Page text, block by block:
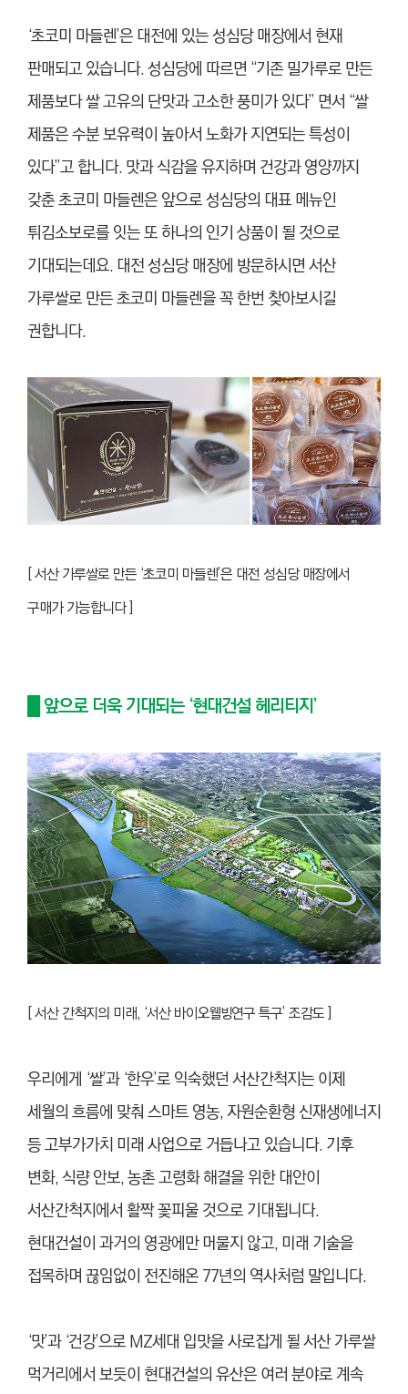
‘초코미 마들렌’은 대전에 있는 성심당 매장에서 현재
판매되고 있습니다. 성심당에 따르면 “기존 밀가루로 만든
제품보다 쌀 고유의 단맛과 고소한 풍미가 있다” 면서 “쌀
제품은 수분 보유력이 높아서 노화가 지연되는 특성이
있다”고 합니다. 맛과 식감을 유지하며 건강과 영양까지
갖춘 초코미 마들렌은 앞으로 성심당의 대표 메뉴인
튀김소보로를 잇는 또 하나의 인기 상품이 될 것으로
기대되는데요. 대전 성심당 매장에 방문하시면 서산
가루쌀로 만든 초코미 마들렌을 꼭 한번 찾아보시길
권합니다.
[ 서산 가루쌀로 만든 ‘초코미 마들렌’은 대전 성심당 매장에서
구매가 가능합니다 ]
█ 앞으로 더욱 기대되는 ‘현대건설 헤리티지’
[ 서산 간척지의 미래, ‘서산 바이오ᆞ웰빙ᆞ연구 특구’ 조감도 ]
우리에게 ‘쌀’과 ‘한우’로 익숙했던 서산간척지는 이제
세월의 흐름에 맞춰 스마트 영농, 자원순환형 신재생에너지
등 고부가가치 미래 사업으로 거듭나고 있습니다. 기후
변화, 식량 안보, 농촌 고령화 해결을 위한 대안이
서산간척지에서 활짝 꽃피울 것으로 기대됩니다.
현대건설이 과거의 영광에만 머물지 않고, 미래 기술을
접목하며 끊임없이 전진해온 77년의 역사처럼 말입니다.
‘맛’과 ‘건강’으로 MZ세대 입맛을 사로잡게 될 서산 가루쌀
먹거리에서 보듯이 현대건설의 유산은 여러 분야로 계속